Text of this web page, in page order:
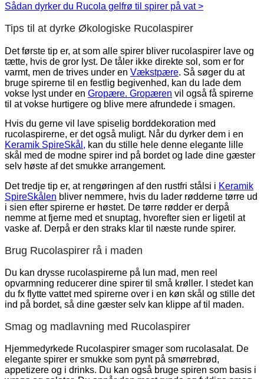
Sådan dyrker du Rucola gelfrø til spirer på vat >
Tips til at dyrke Økologiske Rucolaspirer
Det første tip er, at som alle spirer bliver rucolaspirer lave og
tætte, hvis de gror lyst. De tåler ikke direkte sol, som er for
varmt, men de trives under en Vækstpære. Så søger du at
bruge spirerne til en festlig begivenhed, kan du lade dem
vokse lyst under en Gropære. Gropæren vil også få spirerne
til at vokse hurtigere og blive mere afrundede i smagen.
Hvis du gerne vil lave spiselig borddekoration med
rucolaspirerne, er det også muligt. Når du dyrker dem i en
Keramik SpireSkål, kan du stille hele denne elegante lille
skål med de modne spirer ind på bordet og lade dine gæster
selv høste af det smukke arrangement.
Det tredje tip er, at rengøringen af den rustfri stålsi i Keramik
SpireSkålen bliver nemmere, hvis du lader rødderne tørre ud
i sien efter spirerne er høstet. De tørre rødder er derpå
nemme at fjerne med et snuptag, hvorefter sien er ligetil at
vaske af. Derpå er den straks klar til næste runde spirer.
Brug Rucolaspirer rå i maden
Du kan drysse rucolaspirerne på lun mad, men reel
opvarmning reducerer dine spirer til små krøller. I stedet kan
du fx flytte vattet med spirerne over i en køn skål og stille det
ind på bordet, så dine gæster selv kan klippe af til maden.
Smag og madlavning med Rucolaspirer
Hjemmedyrkede Rucolaspirer smager som rucolasalat. De
elegante spirer er smukke som pynt på smørrebrød,
appetizere og i drinks. Du kan også bruge spiren som basis i